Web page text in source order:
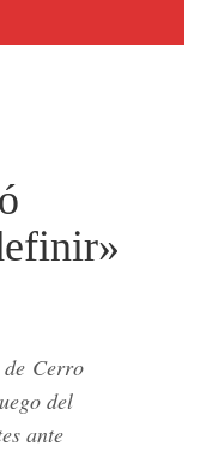
Cerro
del
ante